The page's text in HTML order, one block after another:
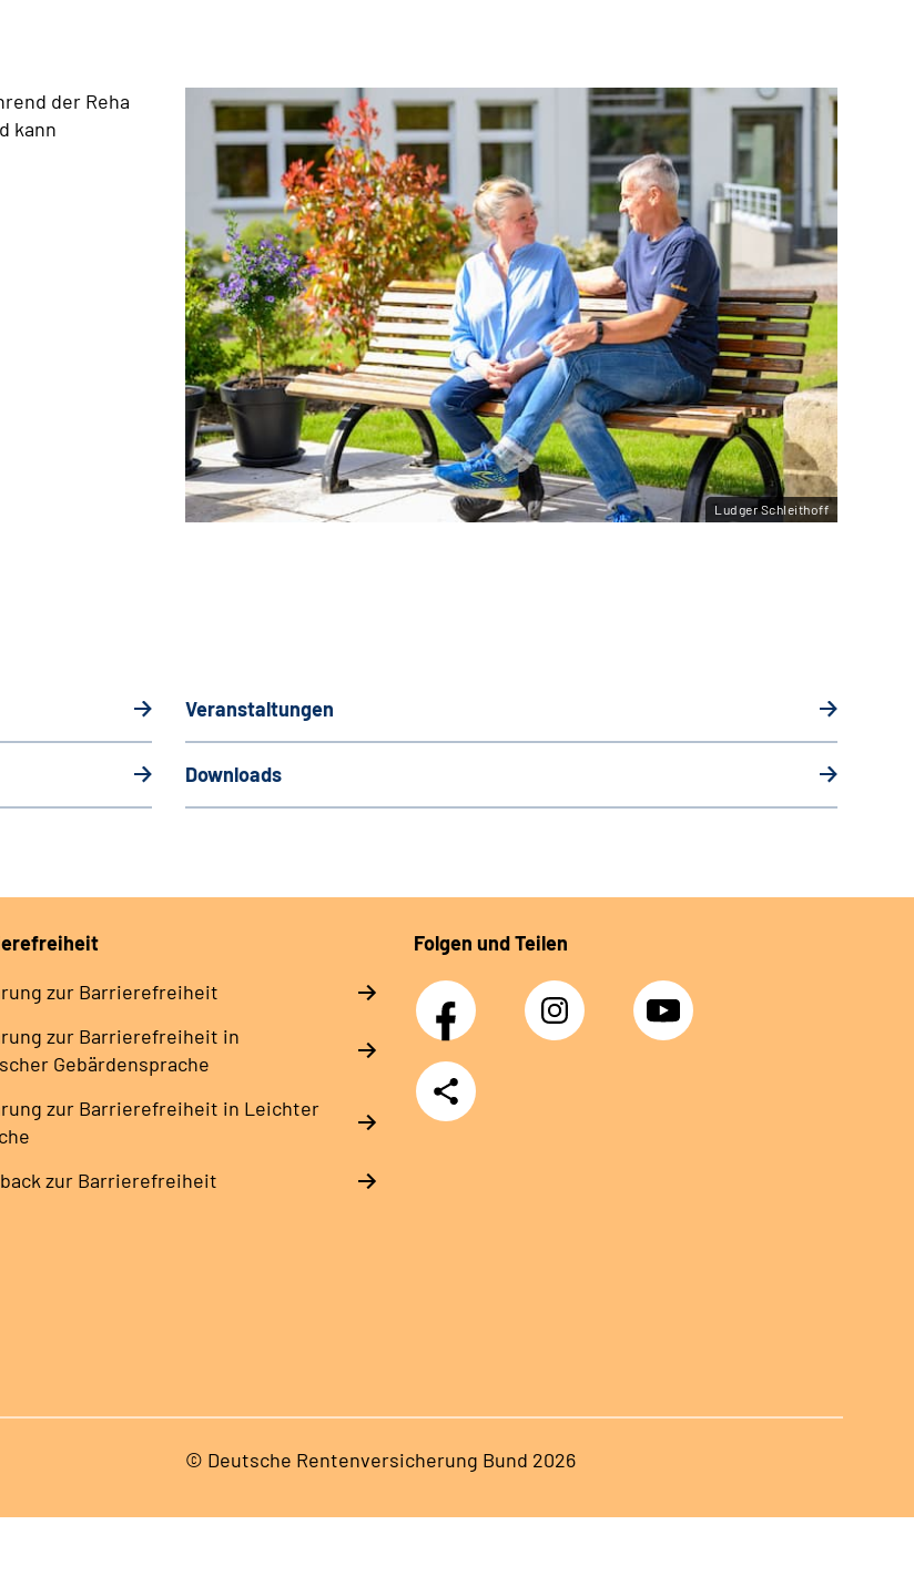
Ludger Schleithoff
der Reha
kann
Veranstaltungen
Downloads
zur Barrierefreiheit
zur Barrierefreiheit in
Gebärdensprache
zur Barrierefreiheit in Leichter
zur Barrierefreiheit
Folgen und Teilen
Facebook Instagram YouTube
Teilen
© Deutsche Rentenversicherung Bund 2026